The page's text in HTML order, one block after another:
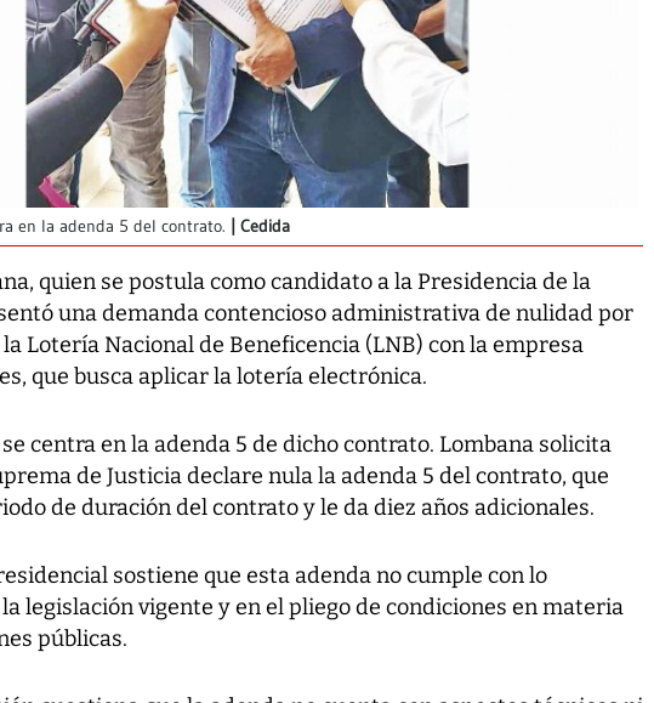
en la adenda 5 del contrato. Cedida
quien se postula como candidato a la Presidencia de la
una demanda contencioso administrativa de nulidad por
Lotería Nacional de Beneficencia (LNB) con la empresa
que busca aplicar la lotería electrónica.
centra en la adenda 5 de dicho contrato. Lombana solicita
de Justicia declare nula la adenda 5 del contrato, que
de duración del contrato y le da diez años adicionales.
sostiene que esta adenda no cumple con lo
legislación vigente y en el pliego de condiciones en materia
públicas.